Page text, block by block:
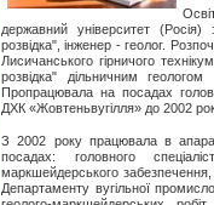
державний університет (Росія)
розвідка", інженер - геолог.
Лисичанського гірничого
розвідка" дільничним
Пропрацювала на посадах
ДХК «Жовтеньвугілля» до 2002
З 2002 року працювала в
посадах: головного
маркшейдерського забезпечення,
Департаменту вугільної